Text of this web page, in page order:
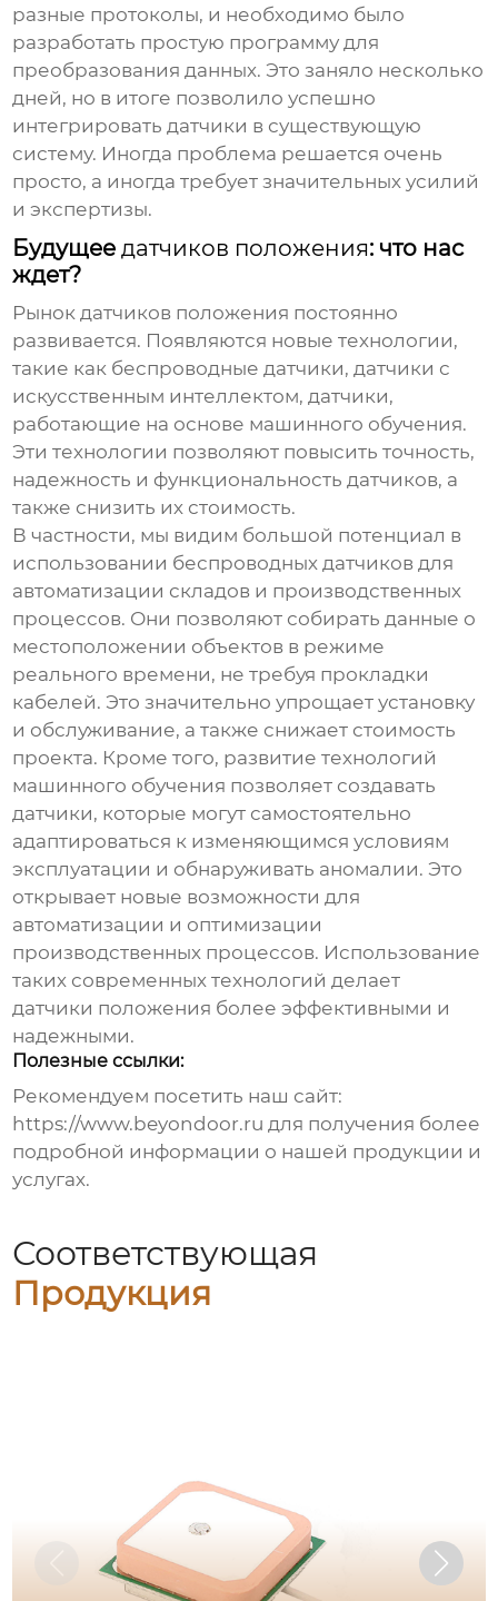
разные протоколы, и необходимо было
разработать простую программу для
преобразования данных. Это заняло несколько
дней, но в итоге позволило успешно
интегрировать датчики в существующую
систему. Иногда проблема решается очень
просто, а иногда требует значительных усилий
и экспертизы.
Будущеедатчиков положения: что нас
ждет?
Рынокдатчиков положения постоянно
развивается. Появляются новые технологии,
такие как беспроводные датчики, датчики с
искусственным интеллектом, датчики,
работающие на основе машинного обучения.
Эти технологии позволяют повысить точность,
надежность и функциональность датчиков, а
также снизить их стоимость.
В частности, мы видим большой потенциал в
использовании беспроводных датчиков для
автоматизации складов и производственных
процессов. Они позволяют собирать данные о
местоположении объектов в режиме
реального времени, не требуя прокладки
кабелей. Это значительно упрощает установку
и обслуживание, а также снижает стоимость
проекта. Кроме того, развитие технологий
машинного обучения позволяет создавать
датчики, которые могут самостоятельно
адаптироваться к изменяющимся условиям
эксплуатации и обнаруживать аномалии. Это
открывает новые возможности для
автоматизации и оптимизации
производственных процессов. Использование
таких современных технологий делает
датчики положения более эффективными и
надежными.
Полезные ссылки:
Рекомендуем посетить наш сайт:
https://www.beyondoor.ru для получения более
подробной информации о нашей продукции и
услугах.
Соответствующая
Продукция